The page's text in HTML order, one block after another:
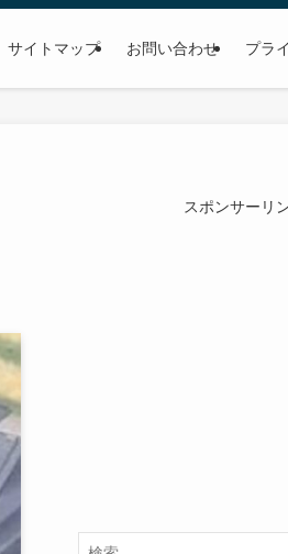
サイトマップ お問い合わせ プラ
スポンサーリ